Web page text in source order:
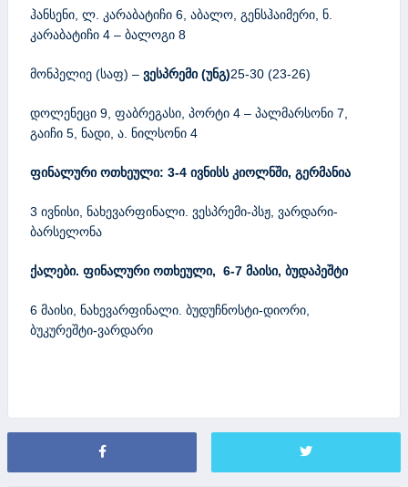
ჰანსენი, ლ. კარაბატიჩი 6, აბალო, გენსჰაიმერი, ნ.
კარაბატიჩი 4 – ბალოგი 8
მონპელიე (საფ) – ვესპრემი (უნგ)25-30 (23-26)
დოლენეცი 9, ფაბრეგასი, პორტი 4 – პალმარსონი 7,
გაიჩი 5, ნადი, ა. ნილსონი 4
ფინალური ოთხეული: 3-4 ივნისს კიოლნში, გერმანია
3 ივნისი, ნახევარფინალი. ვესპრემი-პსჟ, ვარდარი-
ბარსელონა
ქალები. ფინალური ოთხეული, 6-7 მაისი, ბუდაპეშტი
6 მაისი, ნახევარფინალი. ბუდუჩნოსტი-დიორი,
ბუკურეშტი-ვარდარი